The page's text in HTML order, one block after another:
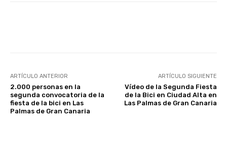
ARTÍCULO ANTERIOR
2.000 personas en la
segunda convocatoria de la
fiesta de la bici en Las
Palmas de Gran Canaria
ARTÍCULO SIGUIENTE
Vídeo de la Segunda Fiesta
de la Bici en Ciudad Alta en
Las Palmas de Gran Canaria